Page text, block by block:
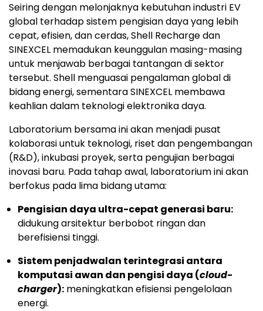
Seiring dengan melonjaknya kebutuhan industri EV
global terhadap sistem pengisian daya yang lebih
cepat, efisien, dan cerdas, Shell Recharge dan
SINEXCEL memadukan keunggulan masing-masing
untuk menjawab berbagai tantangan di sektor
tersebut. Shell menguasai pengalaman global di
bidang energi, sementara SINEXCEL membawa
keahlian dalam teknologi elektronika daya.
Laboratorium bersama ini akan menjadi pusat
kolaborasi untuk teknologi, riset dan pengembangan
(R&D), inkubasi proyek, serta pengujian berbagai
inovasi baru. Pada tahap awal, laboratorium ini akan
berfokus pada lima bidang utama:
Pengisian daya ultra-cepat generasi baru:
didukung arsitektur berbobot ringan dan
berefisiensi tinggi.
Sistem penjadwalan terintegrasi antara
komputasi awan dan pengisi daya (cloud-
charger): meningkatkan efisiensi pengelolaan
energi.